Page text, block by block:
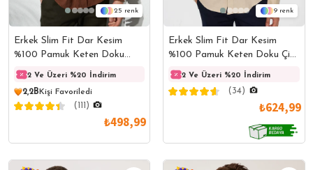
25
Erkek Slim Fit Dar Kesim
%100 Pamuk Keten Doku
Düğmeli Yaka Kahverengi
Gömlek
2 Ve Üzeri %20 İndirim 2 Ve Üzeri %20 İndirim
2,2B Kişi Favoriledi
(111)
₺498,99
9
Erkek Slim Fit Dar Kesim
%100 Pamuk Keten Doku Çift
Cep Spor Yaka Taş Rengi
Gömlek
2 Ve Üzeri %20 İndirim
(34)
₺624,99